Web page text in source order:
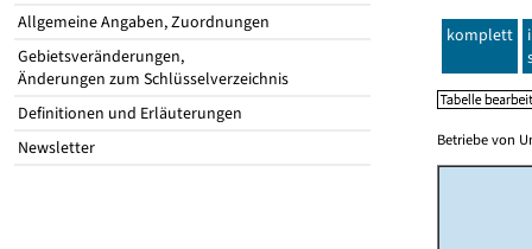
Allgemeine Angaben, Zuordnungen
Gebietsveränderungen,
Änderungen zum Schlüsselverzeichnis
Definitionen und Erläuterungen
Newsletter
komplett
Betriebe von